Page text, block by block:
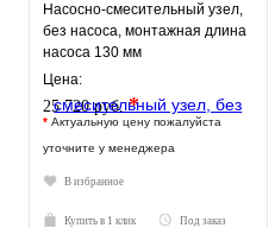
Насосно-смесительный узел,
без насоса, монтажная длина
насоса 130 мм
VT.TECHNOMIX.0.130
Цена:
25 720 руб.*
* Актуальную цену пожалуйста
уточните у менеджера
В избранное
Купить в 1 клик Под заказ